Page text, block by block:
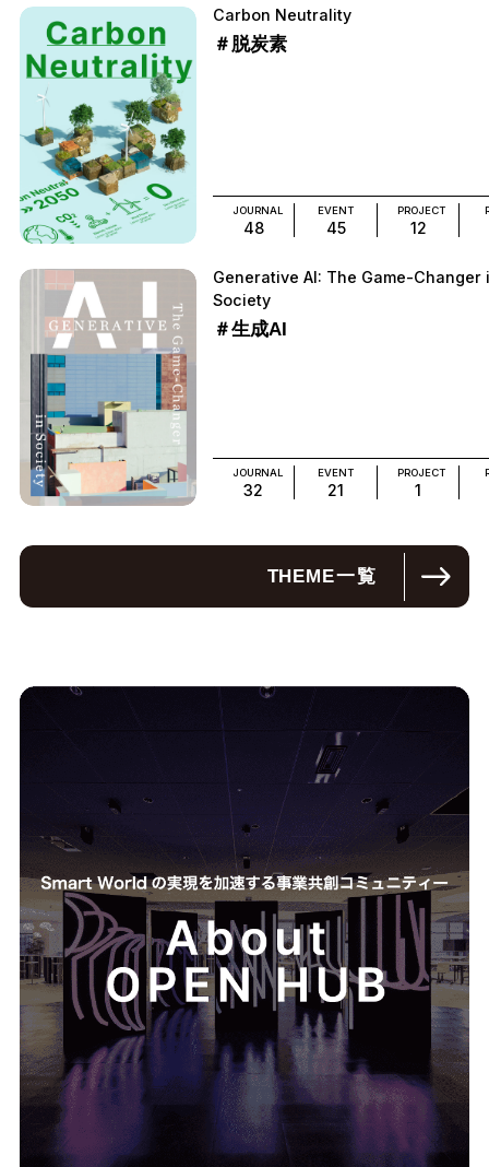
Carbon Neutrality
＃脱炭素
JOURNAL
48
EVENT
45
PROJECT
12
Generative AI: The Game-Changer
Society
＃生成AI
JOURNAL
32
EVENT
21
PROJECT
1
THEME一覧